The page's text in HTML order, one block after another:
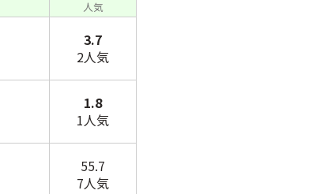
人気
3.7
2人気
1.8
1人気
55.7
7人気